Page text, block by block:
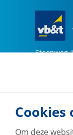
Steenweg
Naar
Cookies
Om deze